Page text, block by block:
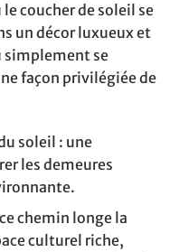
coucher de soleil se
un décor luxueux et
simplement se
façon privilégiée de
soleil : une
les demeures
chemin longe la
culturel riche,